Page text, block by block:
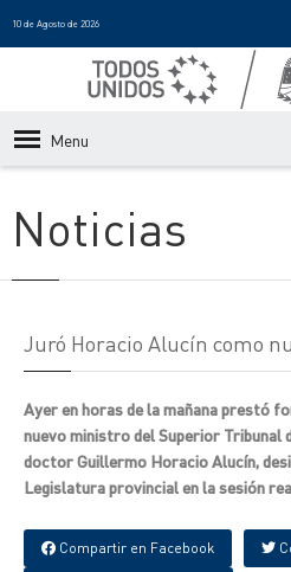
10 de Agosto de 2026
Menu
Noticias
Juró Horacio Alucín como
Ayer en horas de la mañana prestó
nuevo ministro del Superior Tribunal
doctor Guillermo Horacio Alucín,
Legislatura provincial en la sesión
Compartir en Facebook